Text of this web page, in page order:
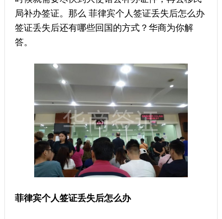
局补办签证。那么 菲律宾个人签证丢失后怎么办
签证丢失后还有哪些回国的方式？华商为你解
答。
菲律宾个人签证丢失后怎么办